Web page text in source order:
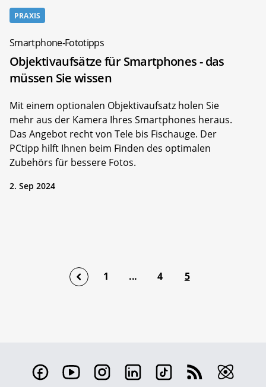
PRAXIS
Smartphone-Fototipps
Objektivaufsätze für Smartphones - das
müssen Sie wissen
Mit einem optionalen Objektivaufsatz holen Sie
mehr aus der Kamera Ihres Smartphones heraus.
Das Angebot recht von Tele bis Fischauge. Der
PCtipp hilft Ihnen beim Finden des optimalen
Zubehörs für bessere Fotos.
2. Sep 2024
1 ... 4 5